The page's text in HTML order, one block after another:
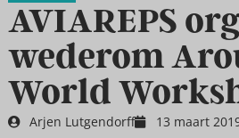
AVIAREPS
wederom
World
Arjen Lutgendorff 13 maart